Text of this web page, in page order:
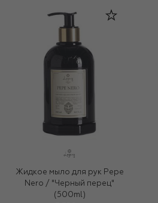
Жидкое мыло для рук Pepe
Nero / "Черный перец"
(500ml)